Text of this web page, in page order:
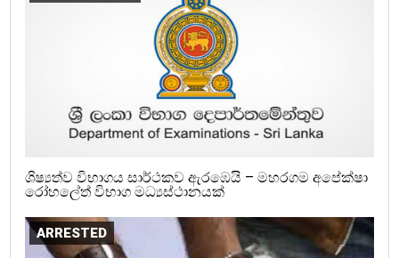
ශිෂ්‍යත්ව විභාගය සාර්ථකව ඇරඹෙයි – මහරගම අපේක්ෂා
රෝහලේත් විභාග මධ්‍යස්ථානයක්
ARRESTED